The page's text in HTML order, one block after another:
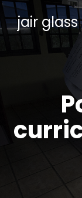
jair glass